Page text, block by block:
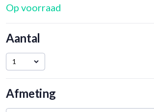
Op voorraad
Aantal
1
Afmeting